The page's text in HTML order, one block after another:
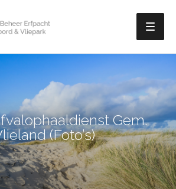
Gem.
(Foto’s)